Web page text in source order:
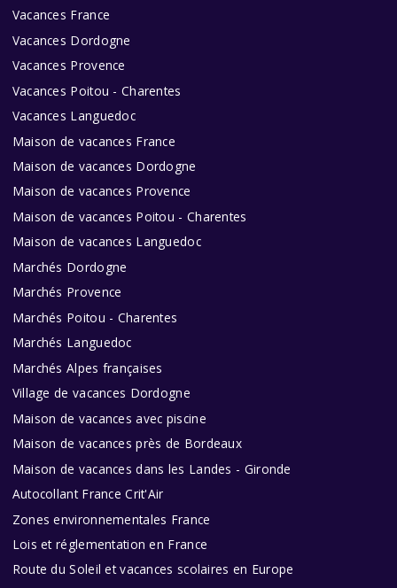
Vacances France
Vacances Dordogne
Vacances Provence
Vacances Poitou - Charentes
Vacances Languedoc
Maison de vacances France
Maison de vacances Dordogne
Maison de vacances Provence
Maison de vacances Poitou - Charentes
Maison de vacances Languedoc
Marchés Dordogne
Marchés Provence
Marchés Poitou - Charentes
Marchés Languedoc
Marchés Alpes françaises
Village de vacances Dordogne
Maison de vacances avec piscine
Maison de vacances près de Bordeaux
Maison de vacances dans les Landes - Gironde
Autocollant France Crit'Air
Zones environnementales France
Lois et réglementation en France
Route du Soleil et vacances scolaires en Europe